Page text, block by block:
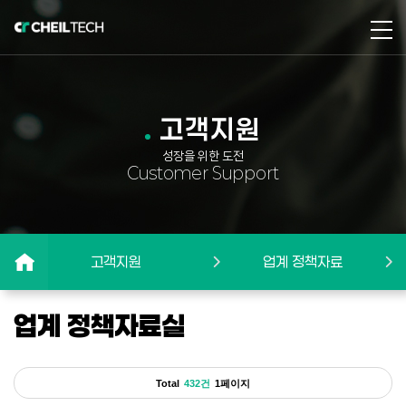
고객지원
성장을 위한 도전
Customer Support
고객지원 업계 정책자료
업계 정책자료실
Total 432건 1페이지